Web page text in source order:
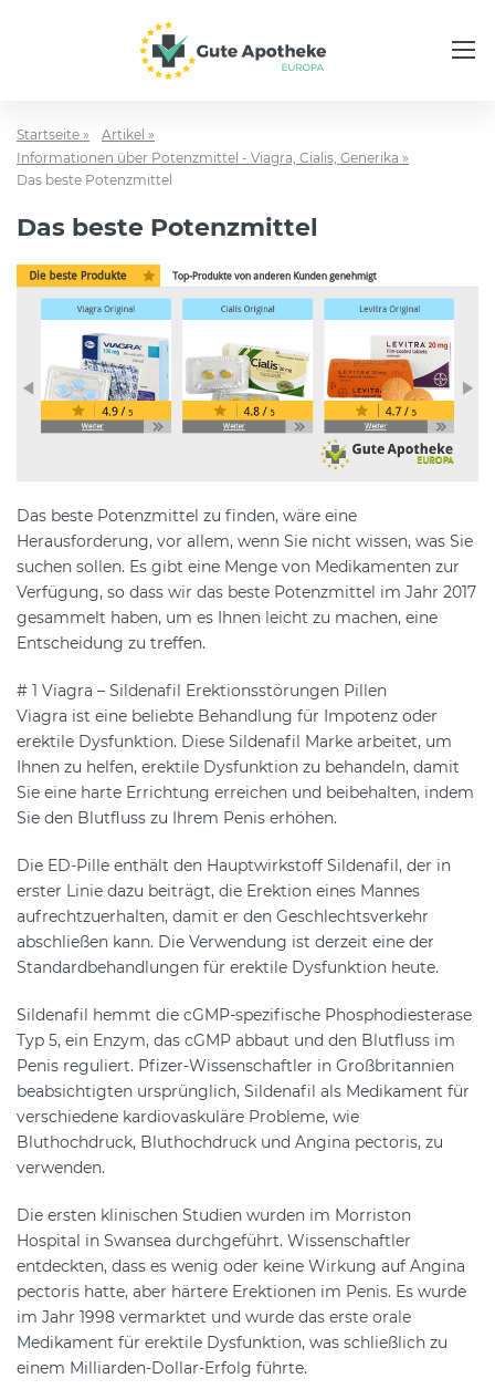
Startseite »
Artikel »
Informationen über Potenzmittel - Viagra, Cialis, Generika »
Das beste Potenzmittel
Das beste Potenzmittel
Das beste Potenzmittel zu finden, wäre eine
Herausforderung, vor allem, wenn Sie nicht wissen, was Sie
suchen sollen. Es gibt eine Menge von Medikamenten zur
Verfügung, so dass wir das beste Potenzmittel im Jahr 2017
gesammelt haben, um es Ihnen leicht zu machen, eine
Entscheidung zu treffen.
# 1 Viagra – Sildenafil Erektionsstörungen Pillen
Viagra ist eine beliebte Behandlung für Impotenz oder
erektile Dysfunktion. Diese Sildenafil Marke arbeitet, um
Ihnen zu helfen, erektile Dysfunktion zu behandeln, damit
Sie eine harte Errichtung erreichen und beibehalten, indem
Sie den Blutfluss zu Ihrem Penis erhöhen.
Die ED-Pille enthält den Hauptwirkstoff Sildenafil, der in
erster Linie dazu beiträgt, die Erektion eines Mannes
aufrechtzuerhalten, damit er den Geschlechtsverkehr
abschließen kann. Die Verwendung ist derzeit eine der
Standardbehandlungen für erektile Dysfunktion heute.
Sildenafil hemmt die cGMP-spezifische Phosphodiesterase
Typ 5, ein Enzym, das cGMP abbaut und den Blutfluss im
Penis reguliert. Pfizer-Wissenschaftler in Großbritannien
beabsichtigten ursprünglich, Sildenafil als Medikament für
verschiedene kardiovaskuläre Probleme, wie
Bluthochdruck, Bluthochdruck und Angina pectoris, zu
verwenden.
Die ersten klinischen Studien wurden im Morriston
Hospital in Swansea durchgeführt. Wissenschaftler
entdeckten, dass es wenig oder keine Wirkung auf Angina
pectoris hatte, aber härtere Erektionen im Penis. Es wurde
im Jahr 1998 vermarktet und wurde das erste orale
Medikament für erektile Dysfunktion, was schließlich zu
einem Milliarden-Dollar-Erfolg führte.